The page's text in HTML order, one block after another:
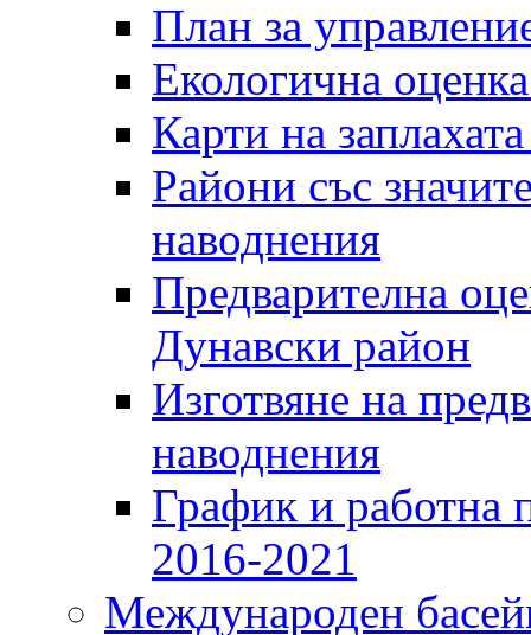
План за
Екологична
Карти на
Райони със
наводнения
Предварителна
Дунавски район
Изготвяне на
наводнения
График и работна
2016-2021
Международен